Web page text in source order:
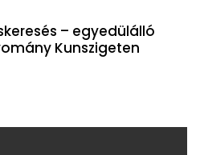
– egyedülálló
Kunszigeten